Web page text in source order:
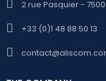
2 rue Pasquier -
+33 (0)1 48 88 50 13